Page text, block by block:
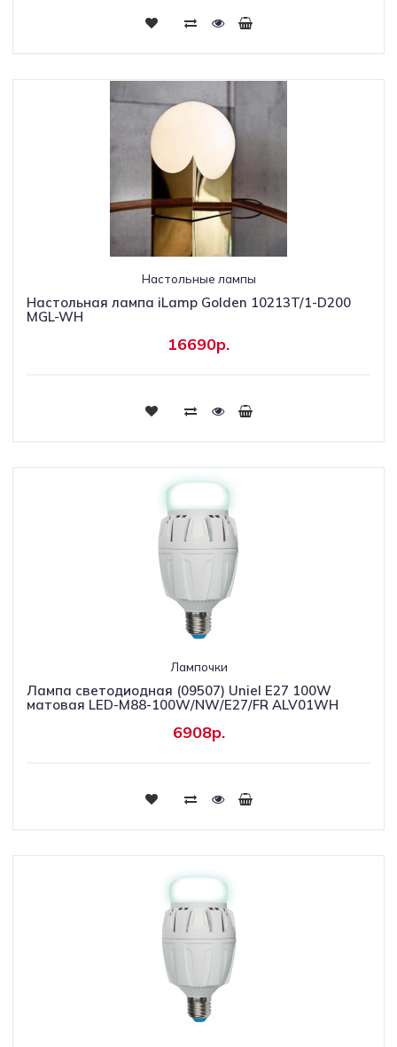
Настольные лампы
Настольная лампа iLamp Golden 10213T/1-D200
MGL-WH
16690р.
Лампочки
Лампа светодиодная (09507) Uniel E27 100W
матовая LED-M88-100W/NW/E27/FR ALV01WH
6908р.